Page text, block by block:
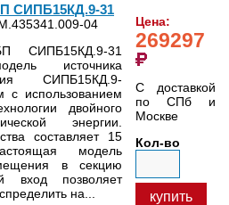
Цена:
269297
С доставкой
по СПб и
Москве
Кол-во
купить
СИПБ15КД.9-31
04
СИПБ15КД.9-31
источника
СИПБ15КД.9-
с использованием
двойного
энергии.
составляет 15
модель
в секцию
вход позволяет
на...